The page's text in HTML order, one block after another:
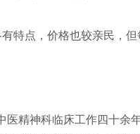
特点，价格也较亲民，
医精神科临床工作四十余